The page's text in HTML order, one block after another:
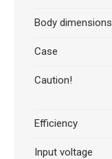
Body dimensions
Case
Caution!
Efficiency
Input voltage